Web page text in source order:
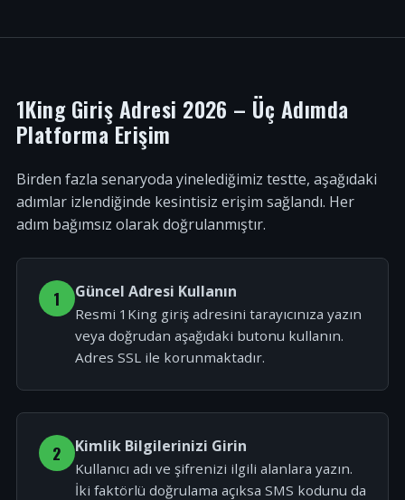
1King Giriş Adresi 2026 – Üç Adımda
Platforma Erişim
Birden fazla senaryoda yinelediğimiz testte, aşağıdaki
adımlar izlendiğinde kesintisiz erişim sağlandı. Her
adım bağımsız olarak doğrulanmıştır.
1 Güncel Adresi Kullanın
Resmi 1King giriş adresini tarayıcınıza yazın
veya doğrudan aşağıdaki butonu kullanın.
Adres SSL ile korunmaktadır.
2 Kimlik Bilgilerinizi Girin
Kullanıcı adı ve şifrenizi ilgili alanlara yazın.
İki faktörlü doğrulama açıksa SMS kodunu da